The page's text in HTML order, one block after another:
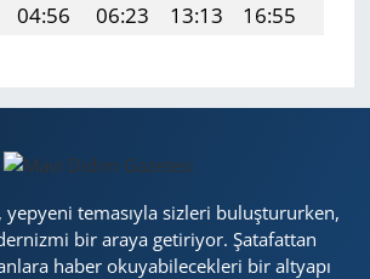
04:56 06:23 13:13 16:55
temasıyla sizleri buluştururken,
bir araya getiriyor. Şatafattan
haber okuyabilecekleri bir altyapı